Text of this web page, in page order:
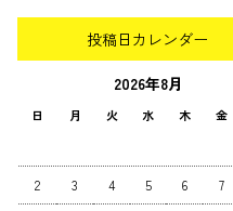
投稿日カレンダー
2026年8月
日 月 火 水 木 金
2 3 4 5 6 7